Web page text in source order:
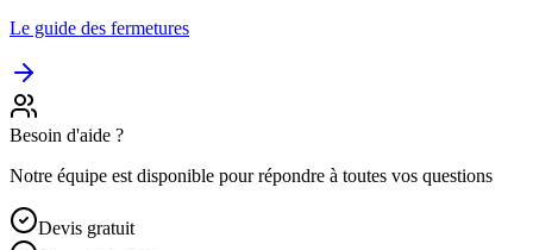
Le guide des fermetures
Besoin d'aide ?
Notre équipe est disponible pour répondre à toutes vos questions
Devis gratuit